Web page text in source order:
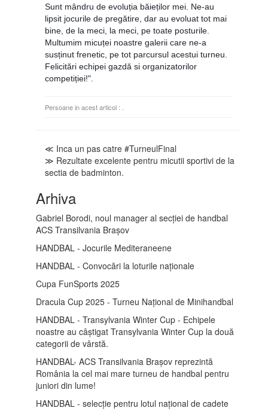
Sunt mândru de evoluția băieților mei. Ne-au
lipsit jocurile de pregătire, dar au evoluat tot mai
bine, de la meci, la meci, pe toate posturile.
Multumim micuței noastre galerii care ne-a
susținut frenetic, pe tot parcursul acestui turneu.
Felicitări echipei gazdă si organizatorilor
competiției!".
Persoane in acest articol :
≪ Inca un pas catre #TurneulFinal
≫ Rezultate excelente pentru micutii sportivi de la
sectia de badminton.
Arhiva
Gabriel Borodi, noul manager al secției de handbal
ACS Transilvania Brașov
HANDBAL - Jocurile Mediteraneene
HANDBAL - Convocări la loturile naționale
Cupa FunSports 2025
Dracula Cup 2025 - Turneu Național de Minihandbal
HANDBAL - Transylvania Winter Cup - Echipele
noastre au câștigat Transylvania Winter Cup la două
categorii de vârstă.
HANDBAL- ACS Transilvania Brașov reprezintă
România la cel mai mare turneu de handbal pentru
juniori din lume!
HANDBAL - selecție pentru lotul național de cadete